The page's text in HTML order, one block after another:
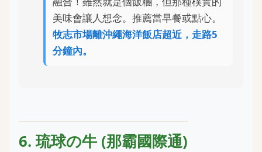
美味會讓人想念。推薦當早餐或點心。
牧志市場離沖繩海洋飯店超近，走路5
分鐘內。
6. 琉球の牛 (那霸國際通)